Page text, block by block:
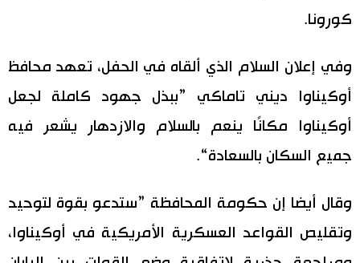
كورونا.
وفي إعلان السلام الذي ألقاه في الحفل، تعهد محافظ
أوكيناوا ديني تاماكي ”ببذل جهود كاملة لجعل
أوكيناوا مكانًا ينعم بالسلام والازدهار يشعر فيه
جميع السكان بالسعادة“.
وقال أيضا إن حكومة المحافظة ”ستدعو بقوة لتوحيد
وتقليص القواعد العسكرية الأمريكية في أوكيناوا،